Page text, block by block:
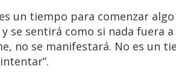
un tiempo para comenzar
se sentirá como si nada fuera
no se manifestará. No es un